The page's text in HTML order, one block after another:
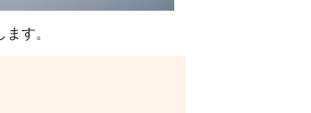
す。